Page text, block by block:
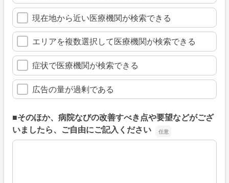
現在地から近い医療機関が検索できる
エリアを複数選択して医療機関が検索できる
症状で医療機関が検索できる
広告の量が過剰である
■そのほか、病院なびの改善すべき点や要望などがござ
いましたら、ご自由にご記入ください
■そのほか、病院なびの改善すべき点や要望などがござい